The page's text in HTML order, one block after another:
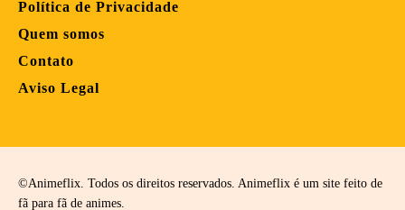
Política de Privacidade
Quem somos
Contato
Aviso Legal
©Animeflix. Todos os direitos reservados. Animeflix é um site feito de
fã para fã de animes.